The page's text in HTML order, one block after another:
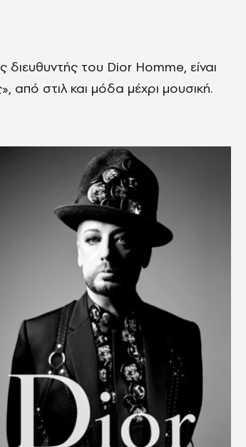
του Dior Homme, είναι
στιλ και μόδα μέχρι μουσική.